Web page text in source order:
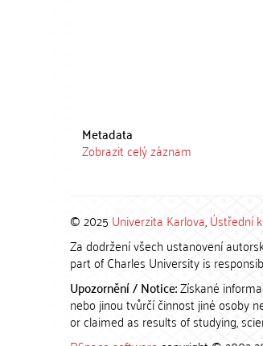
Metadata
Zobrazit celý záznam
© 2025 Univerzita Karlova,Ústřední
Za dodržení všech ustanovení
part of Charles University is
Upozornění / Notice:Získané
nebo jinou tvůrčí činnost jiné osoby
or claimed as results of studying,